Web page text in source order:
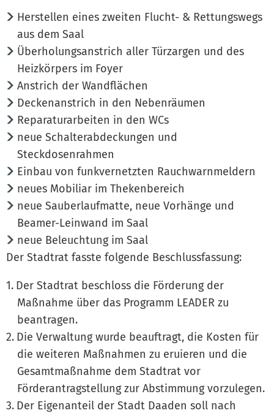
Herstellen eines zweiten Flucht- & Rettungswegs
aus dem Saal
Überholungsanstrich aller Türzargen und des
Heizkörpers im Foyer
Anstrich der Wandflächen
Deckenanstrich in den Nebenräumen
Reparaturarbeiten in den WCs
neue Schalterabdeckungen und
Steckdosenrahmen
Einbau von funkvernetzten Rauchwarnmeldern
neues Mobiliar im Thekenbereich
neue Sauberlaufmatte, neue Vorhänge und
Beamer-Leinwand im Saal
neue Beleuchtung im Saal
Der Stadtrat fasste folgende Beschlussfassung:
Der Stadtrat beschloss die Förderung der
Maßnahme über das Programm LEADER zu
beantragen.
Die Verwaltung wurde beauftragt, die Kosten für
die weiteren Maßnahmen zu eruieren und die
Gesamtmaßnahme dem Stadtrat vor
Förderantragstellung zur Abstimmung vorzulegen.
Der Eigenanteil der Stadt Daaden soll nach